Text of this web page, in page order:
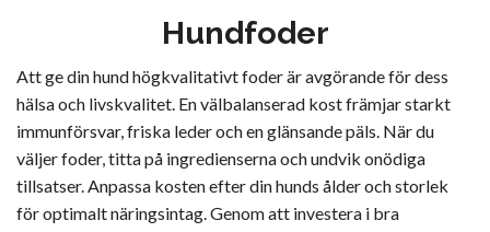
Hundfoder
Att ge din hund högkvalitativt foder är avgörande för dess
hälsa och livskvalitet. En välbalanserad kost främjar starkt
immunförsvar, friska leder och en glänsande päls. När du
väljer foder, titta på ingredienserna och undvik onödiga
tillsatser. Anpassa kosten efter din hunds ålder och storlek
för optimalt näringsintag. Genom att investera i bra